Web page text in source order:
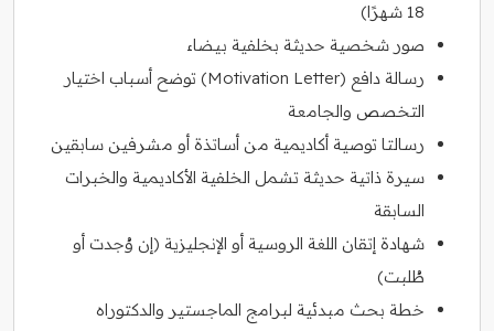
18 شهرًا)
صور شخصية حديثة بخلفية بيضاء
رسالة دافع (Motivation Letter) توضح أسباب اختيار
التخصص والجامعة
رسالتا توصية أكاديمية من أساتذة أو مشرفين سابقين
سيرة ذاتية حديثة تشمل الخلفية الأكاديمية والخبرات
السابقة
شهادة إتقان اللغة الروسية أو الإنجليزية (إن وُجدت أو
طُلبت)
خطة بحث مبدئية لبرامج الماجستير والدكتوراه